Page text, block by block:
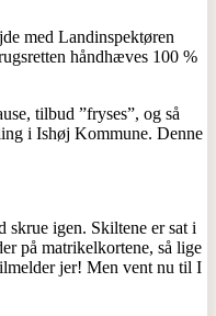
med Landinspektøren
håndhæves 100 %
tilbud ”fryses”, og så
i Ishøj Kommune. Denne
skrue igen. Skiltene er sat i
på matrikelkortene, så lige
jer! Men vent nu til I